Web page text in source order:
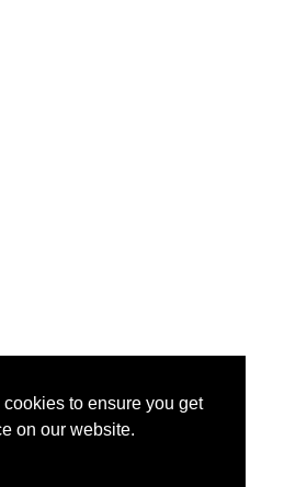
to ensure you get
on our website.